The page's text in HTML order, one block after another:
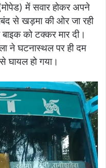
में सवार होकर अपने
से खड़मा की ओर जा रही
को टक्कर मार दी।
ने घटनास्थल पर ही दम
घायल हो गया।